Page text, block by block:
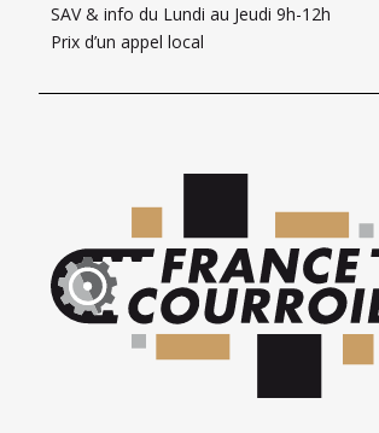
SAV & info du Lundi au Jeudi 9h-12h
Prix d’un appel local